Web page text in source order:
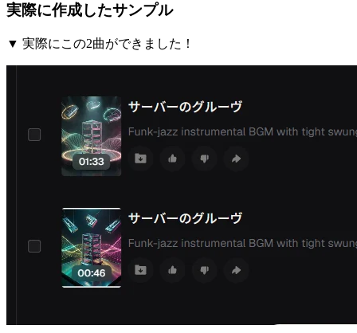
実際に作成したサンプル
▼ 実際にこの2曲ができました！